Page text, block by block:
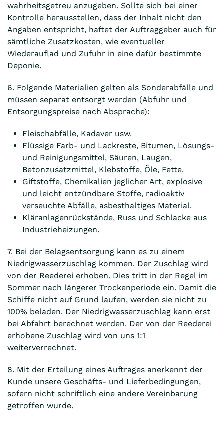
wahrheitsgetreu anzugeben. Sollte sich bei einer
Kontrolle herausstellen, dass der Inhalt nicht den
Angaben entspricht, haftet der Auftraggeber auch für
sämtliche Zusatzkosten, wie eventueller
Wiederauflad und Zufuhr in eine dafür bestimmte
Deponie.
6. Folgende Materialien gelten als Sonderabfälle und
müssen separat entsorgt werden (Abfuhr und
Entsorgungspreise nach Absprache):
Fleischabfälle, Kadaver usw.
Flüssige Farb- und Lackreste, Bitumen, Lösungs-
und Reinigungsmittel, Säuren, Laugen,
Betonzusatzmittel, Klebstoffe, Öle, Fette.
Giftstoffe, Chemikalien jeglicher Art, explosive
und leicht entzündbare Stoffe, radioaktiv
verseuchte Abfälle, asbesthaltiges Material.
Kläranlagenrückstände, Russ und Schlacke aus
Industrieheizungen.
7. Bei der Belagsentsorgung kann es zu einem
Niedrigwasserzuschlag kommen. Der Zuschlag wird
von der Reederei erhoben. Dies tritt in der Regel im
Sommer nach längerer Trockenperiode ein. Damit die
Schiffe nicht auf Grund laufen, werden sie nicht zu
100% beladen. Der Niedrigwasserzuschlag kann erst
bei Abfahrt berechnet werden. Der von der Reederei
erhobene Zuschlag wird von uns 1:1
weiterverrechnet.
8. Mit der Erteilung eines Auftrages anerkennt der
Kunde unsere Geschäfts- und Lieferbedingungen,
sofern nicht schriftlich eine andere Vereinbarung
getroffen wurde.